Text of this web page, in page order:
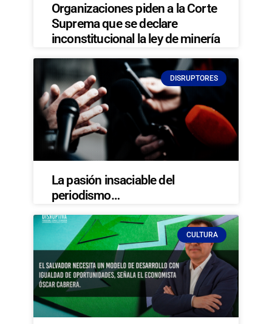
Organizaciones piden a la Corte
Suprema que se declare
inconstitucional la ley de minería
DISRUPTORES
La pasión insaciable del
periodismo…
CULTURA